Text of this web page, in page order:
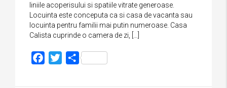
liniile acoperisului si spatiile vitrate generoase.
Locuinta este conceputa ca si casa de vacanta sau
locuinta pentru familii mai putin numeroase. Casa
Calista cuprinde o camera de zi, […]
Facebook
TwitterPartajează